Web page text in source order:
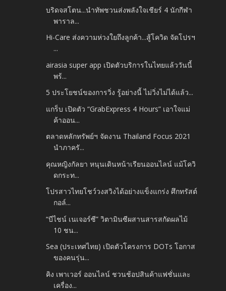
บริดจสโตน...นำทัพชวนส่งพลังใจเชียร์ 4 นักกีฬา
พาราล...
Hi-Care ส่งความห่วงใยถึงลูกค้า...สู้โควิด จัดโปรฯ
...
airasia super app เปิดตัวบริการในไทยแล้ววันนี้
พร้...
5 ประโยชน์ของการวิ่ง รู้อย่างนี้ ไม่วิ่งไม่ได้แล้ว...
แกร็บ เปิดตัว “GrabExpress 4 Hours” เอาใจแม่
ค้าออน...
ตลาดหลักทรัพย์ฯ จัดงาน Thailand Focus 2021
นำภาครั...
คุณหญิงกัลยา หนุนเดินหน้าเรียนออนไลน์ แม้โควิ
ดกระท...
โปรสาวไทยโชว์วงสวิงได้อย่างแข็งแกร่ง ศึกทรัสต์
กอล์...
“บีไชน์ เนเจอร์ซี” วิตามินซีผสานสารสกัดผลไม้
10 ชน...
Sea (ประเทศไทย) เปิดตัวโครงการ DOTs โอกาส
ของคนรุ่น...
คิง เพาเวอร์ ออนไลน์ ชวนช้อปสินค้าแฟชั่นและ
เครื่อง...